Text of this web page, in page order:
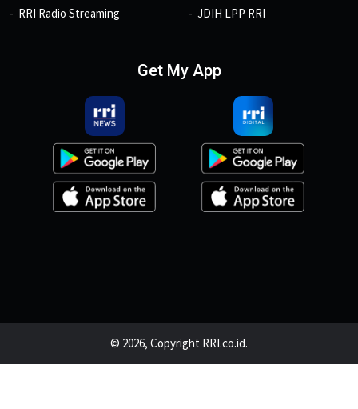
RRI Radio Streaming
JDIH LPP RRI
Get My App
© 2026, Copyright RRI.co.id.